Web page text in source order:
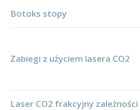
Botoks stopy
Zabiegi z użyciem lasera CO2
Laser CO2 frakcyjny zależności